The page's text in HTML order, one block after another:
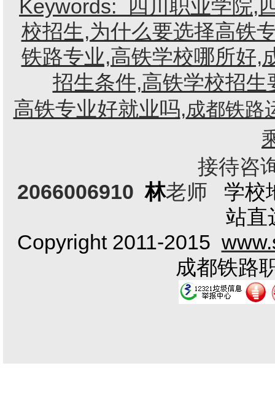
Keywords: 四川职业学院,
校招生,为什么要选择高铁
铁路专业,高铁学校哪所好,
招生条件,高铁学校招生
高铁专业好就业吗,成都铁路
接待咨询电
2066006910林老师 学校
站直
Copyright 2011-2015
成都铁路